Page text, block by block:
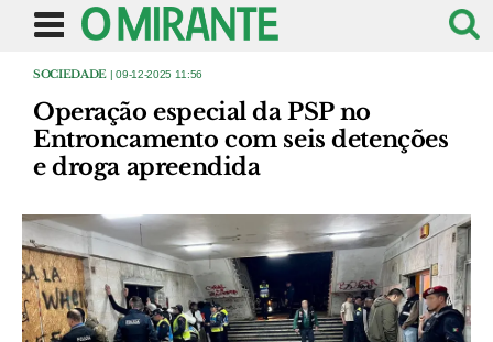
SOCIEDADE | 09-12-2025 11:56
Operação especial da PSP no
Entroncamento com seis detenções
e droga apreendida